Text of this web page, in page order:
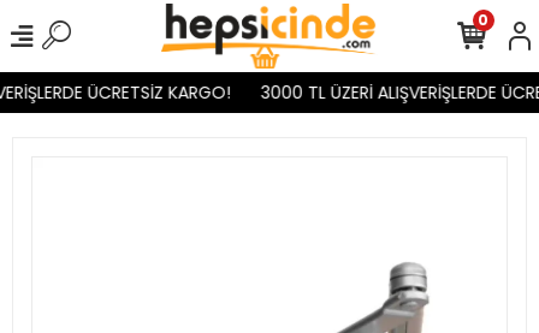
ÜCRETSİZ KARGO! 3000 TL ÜZERİ ALIŞVERİŞLERDE
0